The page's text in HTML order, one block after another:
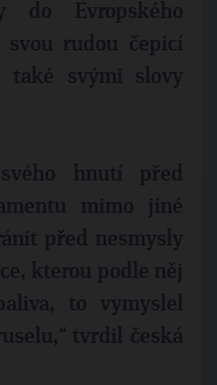
do Evropského
rudou čepicí
také svými slovy
hnutí před
mimo jiné
před nesmysly
kterou podle něj
to vymyslel
tvrdil česká